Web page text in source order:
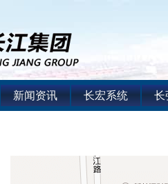
新闻资讯 长宏系统 长